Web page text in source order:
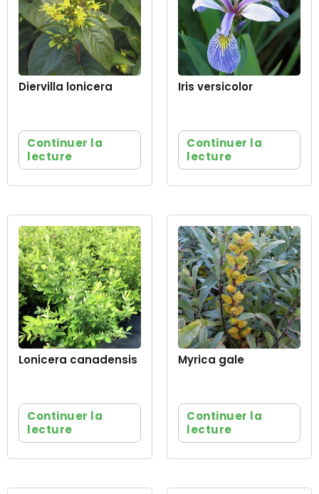
Diervilla lonicera
Continuer la
lecture
Iris versicolor
Continuer la
lecture
Lonicera canadensis
Continuer la
lecture
Myrica gale
Continuer la
lecture